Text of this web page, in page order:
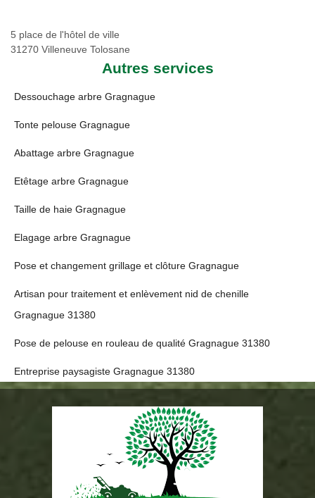
5 place de l'hôtel de ville
31270 Villeneuve Tolosane
Autres services
Dessouchage arbre Gragnague
Tonte pelouse Gragnague
Abattage arbre Gragnague
Etêtage arbre Gragnague
Taille de haie Gragnague
Elagage arbre Gragnague
Pose et changement grillage et clôture Gragnague
Artisan pour traitement et enlèvement nid de chenille
Gragnague 31380
Pose de pelouse en rouleau de qualité Gragnague 31380
Entreprise paysagiste Gragnague 31380